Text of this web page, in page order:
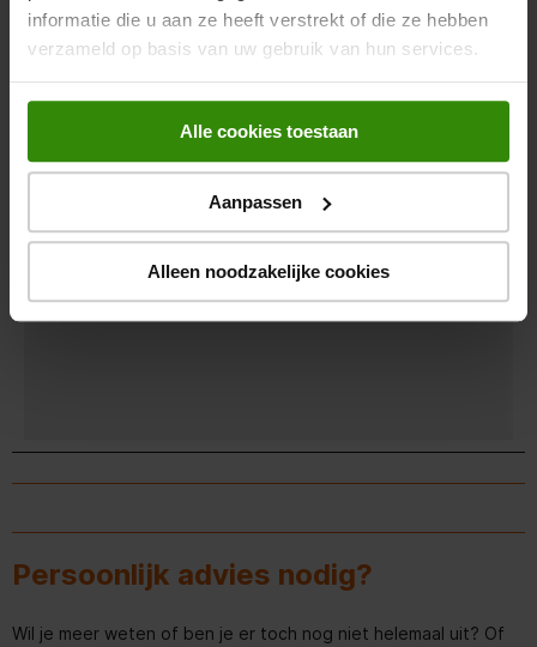
informatie die u aan ze heeft verstrekt of die ze hebben
verzameld op basis van uw gebruik van hun services.
Alle cookies toestaan
Aanpassen
Alleen noodzakelijke cookies
Correct gebruik Auto
Type mobiele apparatuur
Mobiele
Type bevestiging apparaat Magnetische montage
Persoonlijk advies nodig?
Wil je meer weten of ben je er toch nog niet helemaal uit? Of